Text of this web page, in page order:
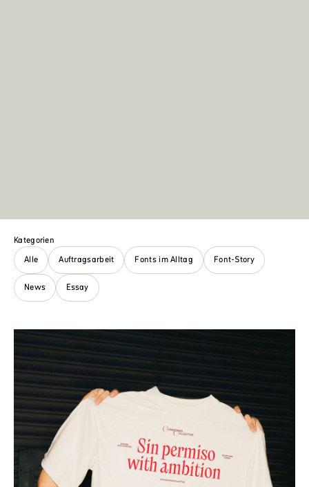
Kategorien
Alle
Auftragsarbeit Fonts im Alltag Font-Story
News Essay